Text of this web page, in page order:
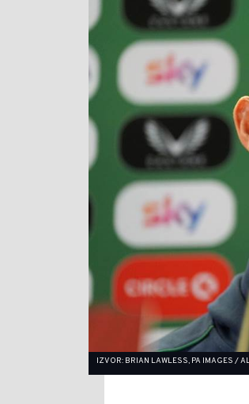
IZVOR: BRIAN LAWLESS, PA IMAGES /